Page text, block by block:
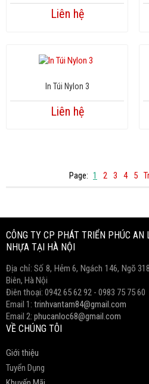
Liên hệ
In Túi Nylon 3
Liên hệ
Page: 1 2 3 4 5
CÔNG TY CP PHÁT TRIỂN PHÚC AN
NHỰA TẠI HÀ NỘI
Địa chỉ: Số 8, Hẻm 6, Ngách 146, Ngõ
Biên, Hà Nội
Điên thoại: 0942 65 62 92 - 0983 75 75 60
Email 1: trinhvantam84@gmail.com
Email 2: phucanloc68@gmail.com
VỀ CHÚNG TÔI
Giới thiệu
Tuyển Dụng